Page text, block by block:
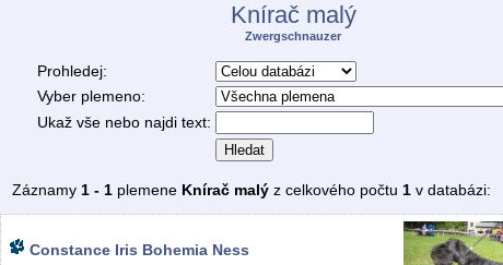
Knírač malý
Zwergschnauzer
Prohledej:
Vyber plemeno:
Ukaž vše nebo najdi text:
Hledat
Záznamy 1 - 1 plemene Knírač malý z celkového počtu 1 v databázi:
Constance Iris Bohemia Ness